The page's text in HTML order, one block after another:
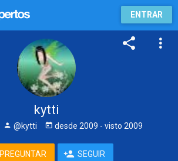
ENTRAR
kytti
@kytti desde 2009 - visto 2009
PREGUNTAR SEGUIR